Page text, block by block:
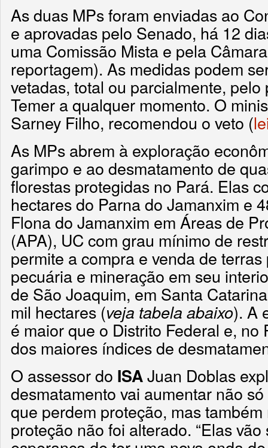
As duas MPs foram enviadas ao
e aprovadas pelo Senado, há 12
uma Comissão Mista e pela
reportagem). As medidas podem
vetadas, total ou parcialmente,
Temer a qualquer momento. O
Sarney Filho, recomendou o veto (
As MPs abrem à exploração
garimpo e ao desmatamento de
florestas protegidas no Pará. Elas
hectares do Parna do Jamanxim e
Flona do Jamanxim em Áreas de
(APA), UC com grau mínimo de
permite a compra e venda de
pecuária e mineração em seu
de São Joaquim, em Santa
mil hectares (veja tabela abaixo). A
é maior que o Distrito Federal e, no
dos maiores índices de
O assessor do ISAJuan Doblas
desmatamento vai aumentar não
que perdem proteção, mas
proteção não foi alterado. “Elas